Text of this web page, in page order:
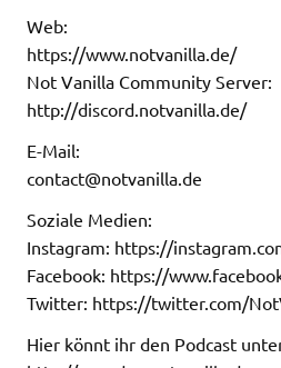
Web:
https://www.notvanilla.de/
Not Vanilla Community Server:
http://discord.notvanilla.de/
E-Mail:
contact@notvanilla.de
Soziale Medien:
Instagram: https://
Facebook: https://
Twitter: https://twitter.com/
Hier könnt ihr den Podcast